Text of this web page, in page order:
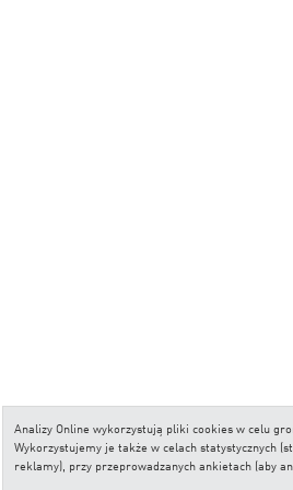
Analizy Online wykorzystują pliki cookies w celu
Wykorzystujemy je także w celach statystycznych
reklamy), przy przeprowadzanych ankietach (aby